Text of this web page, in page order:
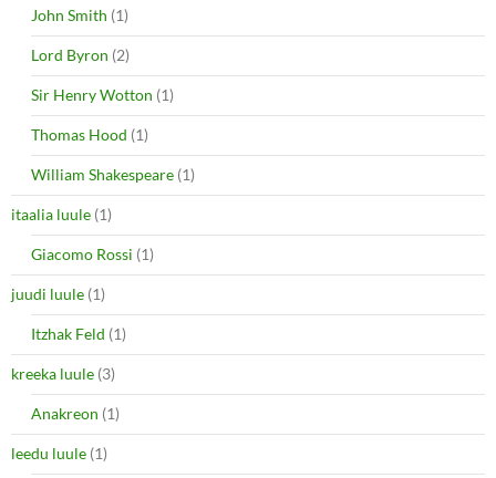
John Smith (1)
Lord Byron (2)
Sir Henry Wotton (1)
Thomas Hood (1)
William Shakespeare (1)
itaalia luule (1)
Giacomo Rossi (1)
juudi luule (1)
Itzhak Feld (1)
kreeka luule (3)
Anakreon (1)
leedu luule (1)